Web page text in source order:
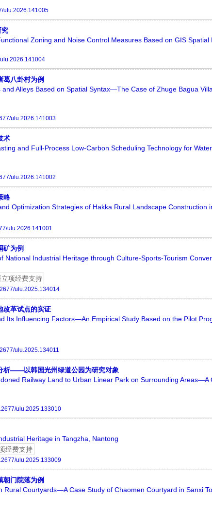
ulu.2026.141005
究
Zoning and Noise Control Measures Based on GIS Spatial
八卦村为例
Alleys Based on Spatial Syntax—The Case of Zhuge Bagua
ulu.2026.141003
术
and Full-Process Low-Carbon Scheduling Technology for
ulu.2026.141002
略
Optimization Strategies of Hakka Rural Landscape Construction
ulu.2026.141001
矿为例
National Industrial Heritage through Culture-Sports-Tourism
立项经费支持
ulu.2025.134014
革试点的实证
Its Influencing Factors—An Empirical Study Based on the Pilot
ulu.2025.134011
析——以韩国光州绿道公园为研究对象
Railway Land to Urban Linear Park on Surrounding Areas—A
ulu.2025.133010
Heritage in Tangzha, Nantong
经费支持
ulu.2025.133009
门院落为例
Courtyards—A Case Study of Chaomen Courtyard in Sanxi